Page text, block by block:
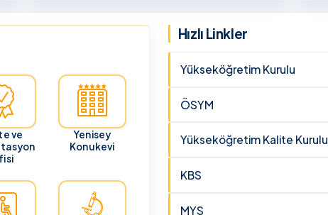
ve
ve
Yenisey
Konukevi
Hızlı Linkler
Yükseköğretim Kurulu
ÖSYM
Yükseköğretim Kalite Kurulu
KBS
MYS